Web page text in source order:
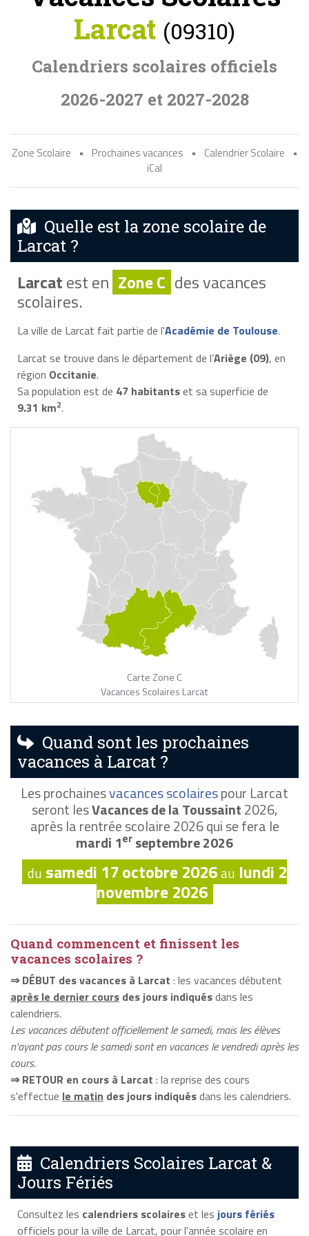
Larcat (09310)
Calendriers scolaires officiels
2026-2027 et 2027-2028
Zone Scolaire • Prochaines vacances • Calendrier Scolaire
•
iCal
Quelle est la zone scolaire de
Larcat ?
Larcatest en Zone C des vacances
scolaires.
La ville de Larcat fait partie de l'Académie de Toulouse.
Larcat se trouve dans le département de l’Ariège (09), en
région Occitanie.
Sa population est de 47 habitantset sa superficie de
9.31 km2.
Carte Zone C
Vacances Scolaires Larcat
Quand sont les prochaines
vacances à Larcat ?
Les prochainesvacances scolairespour Larcat
seront lesVacances de la Toussaint2026,
après la rentrée scolaire 2026 qui se fera le
mardi 1er septembre 2026
du samedi 17 octobre 2026au lundi 2
novembre 2026
Quand commencent et finissent les
vacances scolaires ?
⇒ DÉBUT des vacances à Larcat : les vacances débutent
après le dernier cours des jours indiquésdans les
calendriers.
Les vacances débutent officiellement le samedi, mais les élèves
n'ayant pas cours le samedi sont en vacances le vendredi après les
cours.
⇒ RETOUR en cours à Larcat : la reprise des cours
s'effectue le matin des jours indiquésdans les calendriers.
Calendriers Scolaires Larcat &
Jours Fériés
Consultez les calendriers scolaireset les jours fériés
officiels pour la ville de Larcat, pour l'année scolaire en